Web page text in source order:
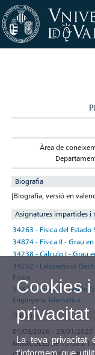
Àrea de
Biografia
[Biografia, versió en
Asignatures impartides i
34263 - Física del Estado
34874 - Física II - Grau
34238 - Cálculo I - Grau
34252 - Laboratorio
Física
34874 - Física II - Doble
Enginyeria Telemàtica
Tutories
01/09/2026 - 29/01/2027
MIÉRCOLES de 10:00 a
Cookies
privacitat
La teva privacitat
t'informem que